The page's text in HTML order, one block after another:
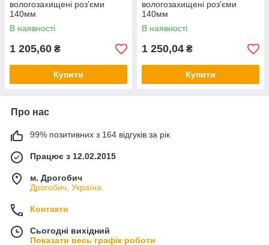
вологозахищені роз'єми
140мм
В наявності
1 205,60 ₴
Купити
вологозахищені роз'єми
140мм
В наявності
1 250,04 ₴
Купити
Про нас
99% позитивних з 164 відгуків за рік
Працює з 12.02.2015
м. Дрогобич
Дрогобич, Україна
Контакти
Сьогодні вихідний
Показати весь графік роботи